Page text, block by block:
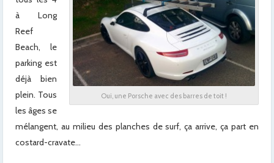
Oui, une Porsche avec des barres de toit !
à Long
Reef
Beach, le
parking est
déjà bien
plein. Tous
les âges se
mélangent, au milieu des planches de surf, ça arrive, ça part en
costard-cravate…